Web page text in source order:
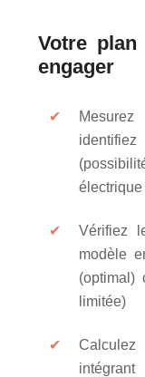
Votre plan
engager
Vérifiez
modèle
(optimal)
limitée)